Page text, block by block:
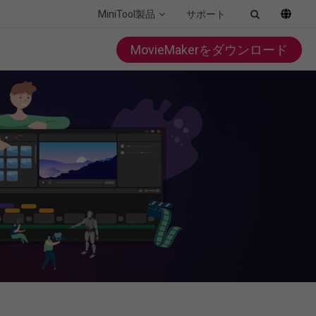
MiniTool製品 サポート
MovieMakerをダウンロード